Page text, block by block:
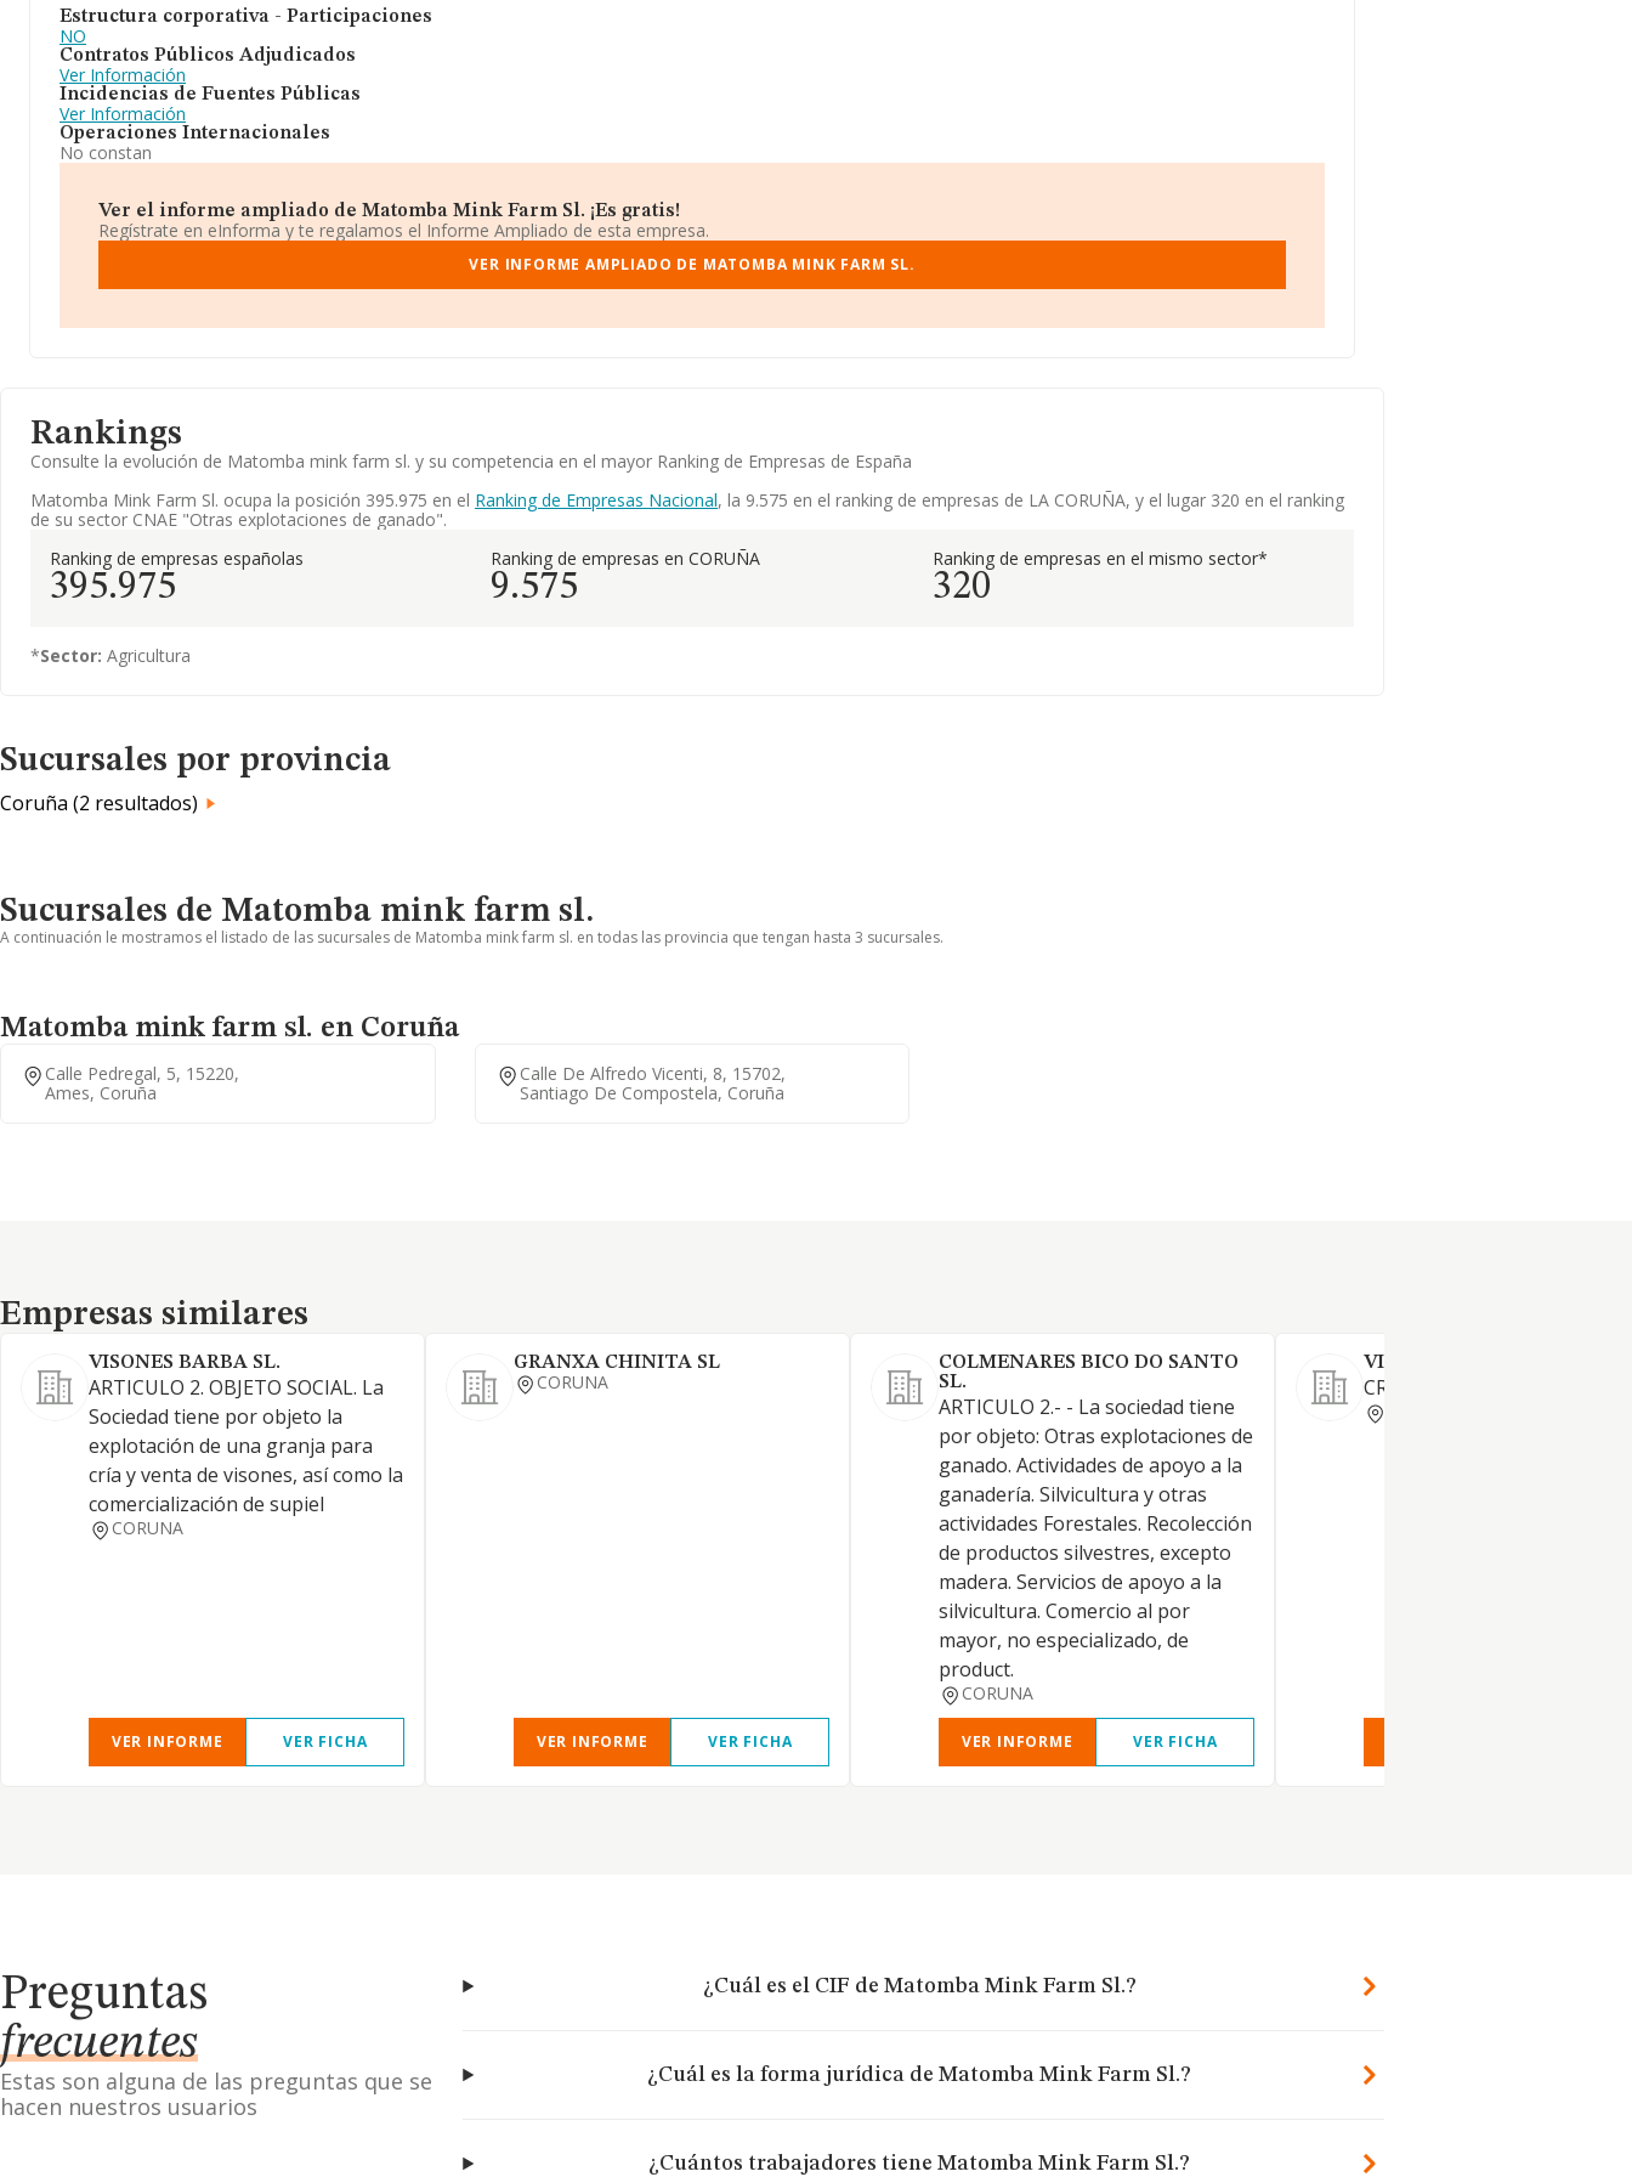
Estructura corporativa - Participaciones
NO
Contratos Públicos Adjudicados
Ver Información
Incidencias de Fuentes Públicas
Ver Información
Operaciones Internacionales
No constan
Ver el informe ampliado de Matomba Mink Farm Sl. ¡Es gratis!
Regístrate en eInforma y te regalamos el Informe Ampliado de esta empresa.
VER INFORME AMPLIADO DE MATOMBA MINK FARM SL.
Rankings
Consulte la evolución de Matomba mink farm sl. y su competencia en el mayor Ranking de Empresas de España
Matomba Mink Farm Sl. ocupa la posición 395.975 en el Ranking de Empresas Nacional, la 9.575 en el ranking de empresas de LA CORUÑA, y el lugar 320 en el ranking
de su sector CNAE "Otras explotaciones de ganado".
Ranking de empresas españolas
395.975
Ranking de empresas en CORUÑA
9.575
Ranking de empresas en el mismo sector*
320
*Sector: Agricultura
Sucursales por provincia
Coruña (2 resultados)
Sucursales de Matomba mink farm sl.
A continuación le mostramos el listado de las sucursales de Matomba mink farm sl. en todas las provincia que tengan hasta 3 sucursales.
Matomba mink farm sl. en Coruña
Calle Pedregal, 5, 15220,
Ames, Coruña
Calle De Alfredo Vicenti, 8, 15702,
Santiago De Compostela, Coruña
Empresas similares
Empresas similares
VISONES BARBA SL.
ARTICULO 2. OBJETO SOCIAL. La
Sociedad tiene por objeto la
explotación de una granja para
cría y venta de visones, así como la
comercialización de supiel
CORUNA
VER INFORME VER FICHA
GRANXA CHINITA SL
CORUNA
VER INFORME VER FICHA
COLMENARES BICO DO SANTO
SL.
ARTICULO 2.- - La sociedad tiene
por objeto: Otras explotaciones de
ganado. Actividades de apoyo a la
ganadería. Silvicultura y otras
actividades Forestales. Recolección
de productos silvestres, excepto
madera. Servicios de apoyo a la
silvicultura. Comercio al por
mayor, no especializado, de
product.
CORUNA
VER INFORME VER FICHA
VISONES BERMUDEZ SL.
CRIANZA DE VISONES
Preguntas
frecuentes
Estas son alguna de las preguntas que se
hacen nuestros usuarios
¿Cuál es el CIF de Matomba Mink Farm Sl.?
¿Cuál es la forma jurídica de Matomba Mink Farm Sl.?
¿Cuántos trabajadores tiene Matomba Mink Farm Sl.?